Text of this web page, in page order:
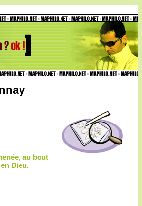
au bout
Dieu.